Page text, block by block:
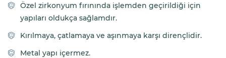
Özel zirkonyum fırınında işlemden geçirildiği için
yapıları oldukça sağlamdır.
Kırılmaya, çatlamaya ve aşınmaya karşı dirençlidir.
Metal yapı içermez.